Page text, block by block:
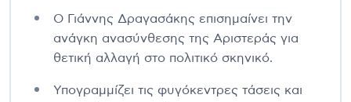
Ο Γιάννης Δραγασάκης επισημαίνει την
ανάγκη ανασύνθεσης της Αριστεράς για
θετική αλλαγή στο πολιτικό σκηνικό.
Υπογραμμίζει τις φυγόκεντρες τάσεις και